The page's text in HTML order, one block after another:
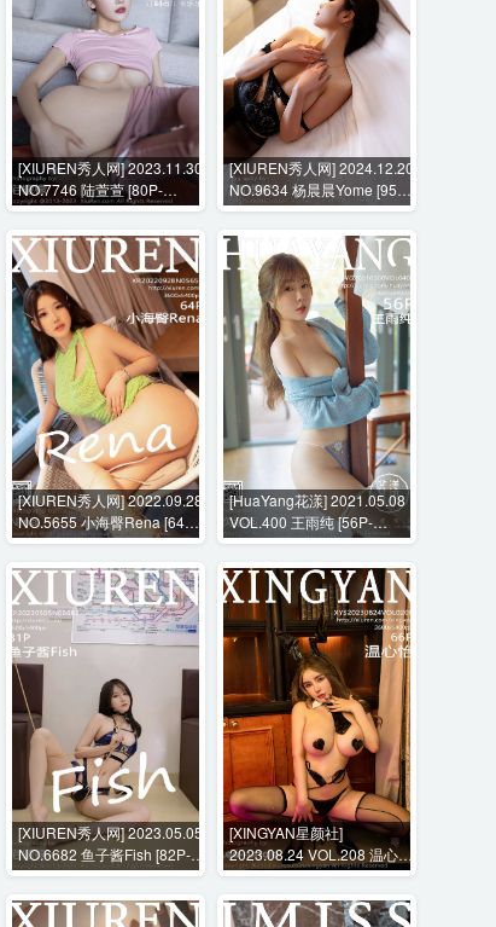
[XIUREN秀人网] 2023.11.30
NO.7746 陆萱萱 [80P-
744MB]
[XIUREN秀人网] 2024.12.20
NO.9634 杨晨晨Yome [95P-
865MB]
[XIUREN秀人网] 2022.09.28
NO.5655 小海臀Rena [64P-
564MB]
[HuaYang花漾] 2021.05.08
VOL.400 王雨纯 [56P-
627MB]
[XIUREN秀人网] 2023.05.05
NO.6682 鱼子酱Fish [82P-
746MB]
[XINGYAN星颜社]
2023.08.24 VOL.208 温心怡
[66P-723MB]